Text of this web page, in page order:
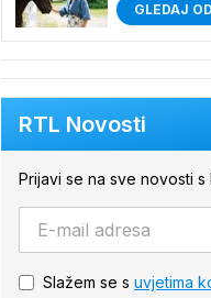
GLEDAJ
RTL Novosti
Prijavi se na sve novosti s
Slažem se s uvjetima